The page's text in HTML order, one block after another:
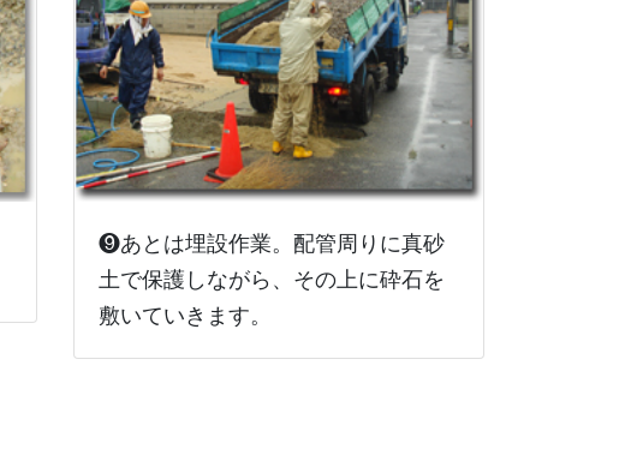
❾あとは埋設作業。配管周りに真砂
土で保護しながら、その上に砕石を
敷いていきます。